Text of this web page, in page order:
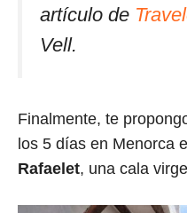
artículo de
Vell.
Finalmente, te
los 5 días en Menorca
Rafaelet, una cala